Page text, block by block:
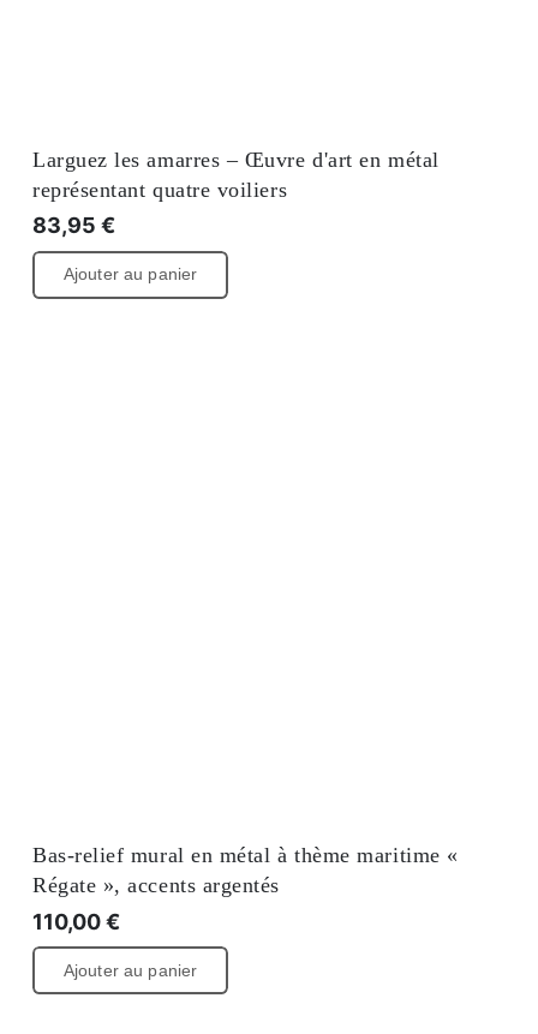
Larguez les amarres – Œuvre d'art en métal
représentant quatre voiliers
83,95 €
Ajouter au panier
Bas-relief mural en métal à thème maritime «
Régate », accents argentés
110,00€
Ajouter au panier